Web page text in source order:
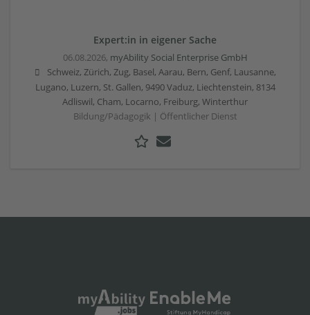
Expert:in in eigener Sache
06.08.2026, myAbility Social Enterprise GmbH
Schweiz, Zürich, Zug, Basel, Aarau, Bern, Genf, Lausanne,
Lugano, Luzern, St. Gallen, 9490 Vaduz, Liechtenstein, 8134
Adliswil, Cham, Locarno, Freiburg, Winterthur
Bildung/Pädagogik | Öffentlicher Dienst